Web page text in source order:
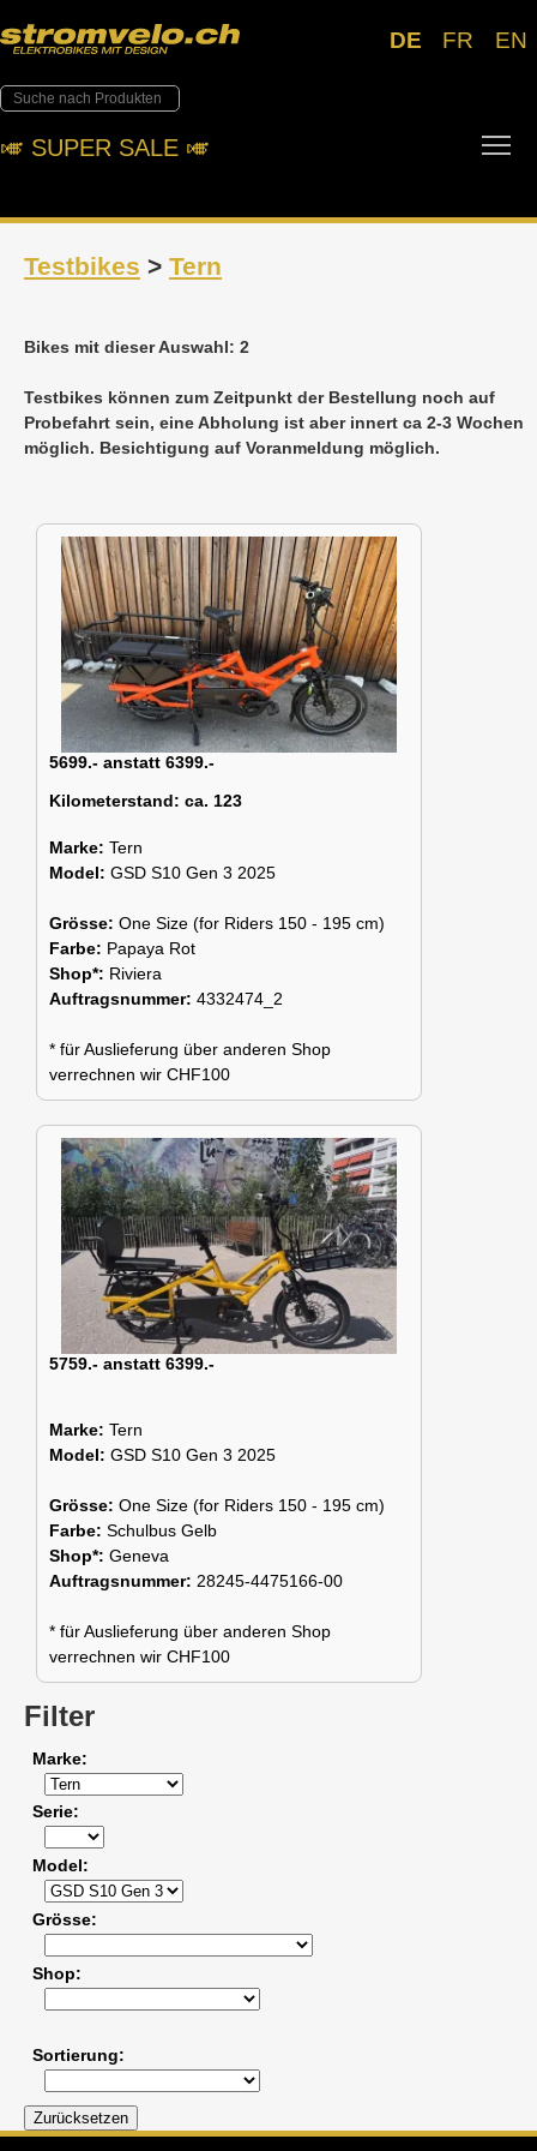
DE FR EN
🎺︎ SUPER SALE 🎺︎
Testbikes > Tern
Bikes mit dieser Auswahl: 2
Testbikes können zum Zeitpunkt der Bestellung noch auf
Probefahrt sein, eine Abholung ist aber innert ca 2-3 Wochen
möglich. Besichtigung auf Voranmeldung möglich.
5699.- anstatt 6399.-
Kilometerstand: ca. 123
Marke: Tern
Model: GSD S10 Gen 3 2025
Grösse: One Size (for Riders 150 - 195 cm)
Farbe: Papaya Rot
Shop*: Riviera
Auftragsnummer: 4332474_2
* für Auslieferung über anderen Shop
verrechnen wir CHF100
5759.- anstatt 6399.-
Marke: Tern
Model: GSD S10 Gen 3 2025
Grösse: One Size (for Riders 150 - 195 cm)
Farbe: Schulbus Gelb
Shop*: Geneva
Auftragsnummer: 28245-4475166-00
* für Auslieferung über anderen Shop
verrechnen wir CHF100
Filter
Marke
Serie
Model
Grösse
Shop
Sortierung